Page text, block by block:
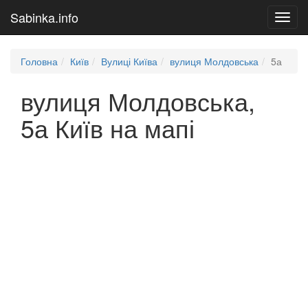
Sabinka.info
Головна Київ Вулиці Київа вулиця Молдовська 5а
вулиця Молдовська,
5а Київ на мапі